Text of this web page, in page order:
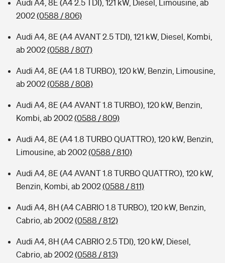
Audi A4, 8E (A4 2.5 TDI), 121 kW, Diesel, Limousine, ab
2002(0588 / 806)
Audi A4, 8E (A4 AVANT 2.5 TDI), 121 kW, Diesel, Kombi,
ab 2002(0588 / 807)
Audi A4, 8E (A4 1.8 TURBO), 120 kW, Benzin, Limousine,
ab 2002(0588 / 808)
Audi A4, 8E (A4 AVANT 1.8 TURBO), 120 kW, Benzin,
Kombi, ab 2002(0588 / 809)
Audi A4, 8E (A4 1.8 TURBO QUATTRO), 120 kW, Benzin,
Limousine, ab 2002(0588 / 810)
Audi A4, 8E (A4 AVANT 1.8 TURBO QUATTRO), 120 kW,
Benzin, Kombi, ab 2002(0588 / 811)
Audi A4, 8H (A4 CABRIO 1.8 TURBO), 120 kW, Benzin,
Cabrio, ab 2002(0588 / 812)
Audi A4, 8H (A4 CABRIO 2.5 TDI), 120 kW, Diesel,
Cabrio, ab 2002(0588 / 813)